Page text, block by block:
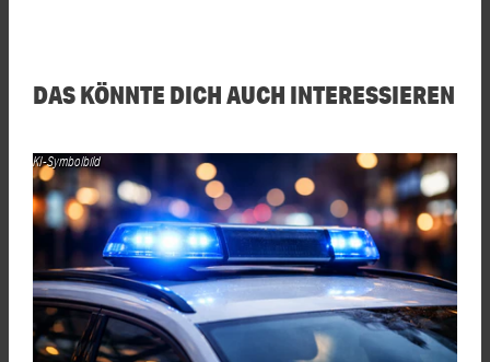
DAS KÖNNTE DICH AUCH INTERESSIEREN
KI-Symbolbild